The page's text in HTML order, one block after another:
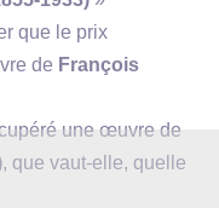
que le prix
de François
une œuvre de
, que vaut-elle, quelle